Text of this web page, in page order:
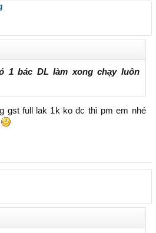
1 bác DL làm xong chạy luôn
gst full lak 1k ko đc thì pm em nhé